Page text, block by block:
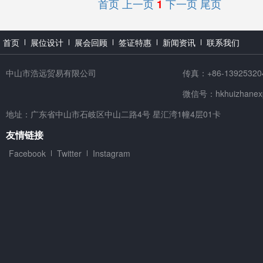
首页 上一页 1 下一页 尾页
首页 展位设计 展会回顾 签证特惠 新闻资讯 联系我们
中山市浩远贸易有限公司
传真：+86-
微信号：
地址：广东省中山市石岐区中山二路4号 星汇湾1幢4层01卡
友情链接
Facebook Twitter Instagram